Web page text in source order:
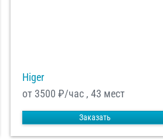
Higer
от 3500 ₽/час , 43 мест
Заказать